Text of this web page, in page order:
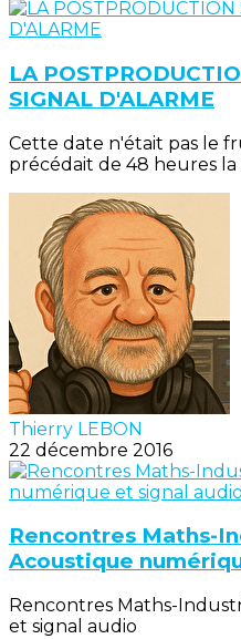
LA
SIGNAL D'ALARME
Cette date n'était pas le
précédait de 48 heures la
Thierry LEBON
22 décembre 2016
Rencontres Maths-
Acoustique
Rencontres Maths-
et signal audio